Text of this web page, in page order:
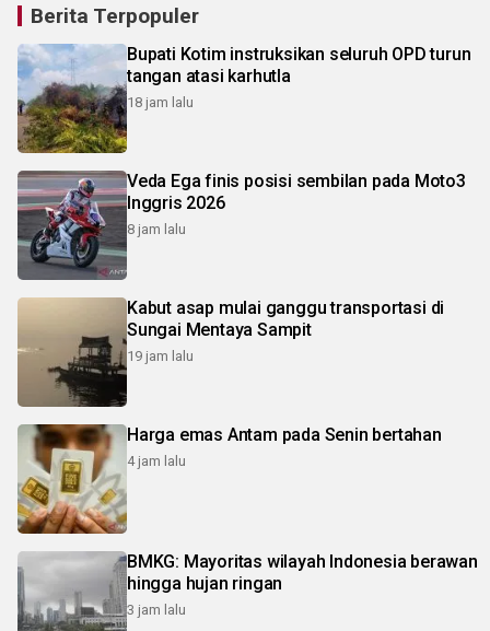
Berita Terpopuler
Bupati Kotim instruksikan seluruh OPD turun
tangan atasi karhutla
18 jam lalu
Veda Ega finis posisi sembilan pada Moto3
Inggris 2026
8 jam lalu
Kabut asap mulai ganggu transportasi di
Sungai Mentaya Sampit
19 jam lalu
Harga emas Antam pada Senin bertahan
4 jam lalu
BMKG: Mayoritas wilayah Indonesia berawan
hingga hujan ringan
3 jam lalu